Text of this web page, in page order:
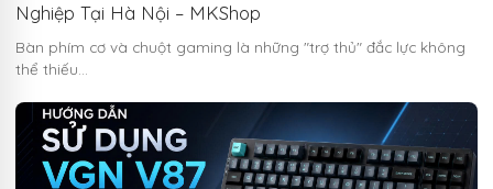
Nghiệp Tại Hà Nội – MKShop
Bàn phím cơ và chuột gaming là những "trợ thủ" đắc lực không
thể thiếu…